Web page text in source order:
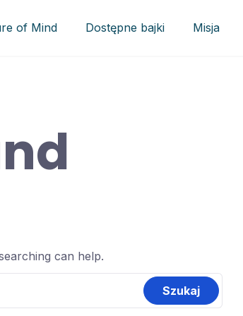
of Mind Dostępne bajki Misja
can help.